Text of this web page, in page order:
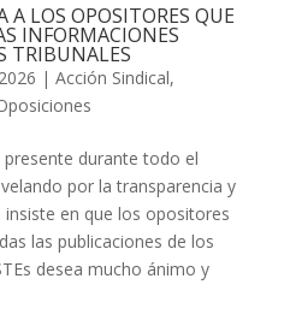
A LOS OPOSITORES QUE
INFORMACIONES
TRIBUNALES
| Acción Sindical,
presente durante todo el
por la transparencia y
insiste en que los opositores
las publicaciones de los
desea mucho ánimo y